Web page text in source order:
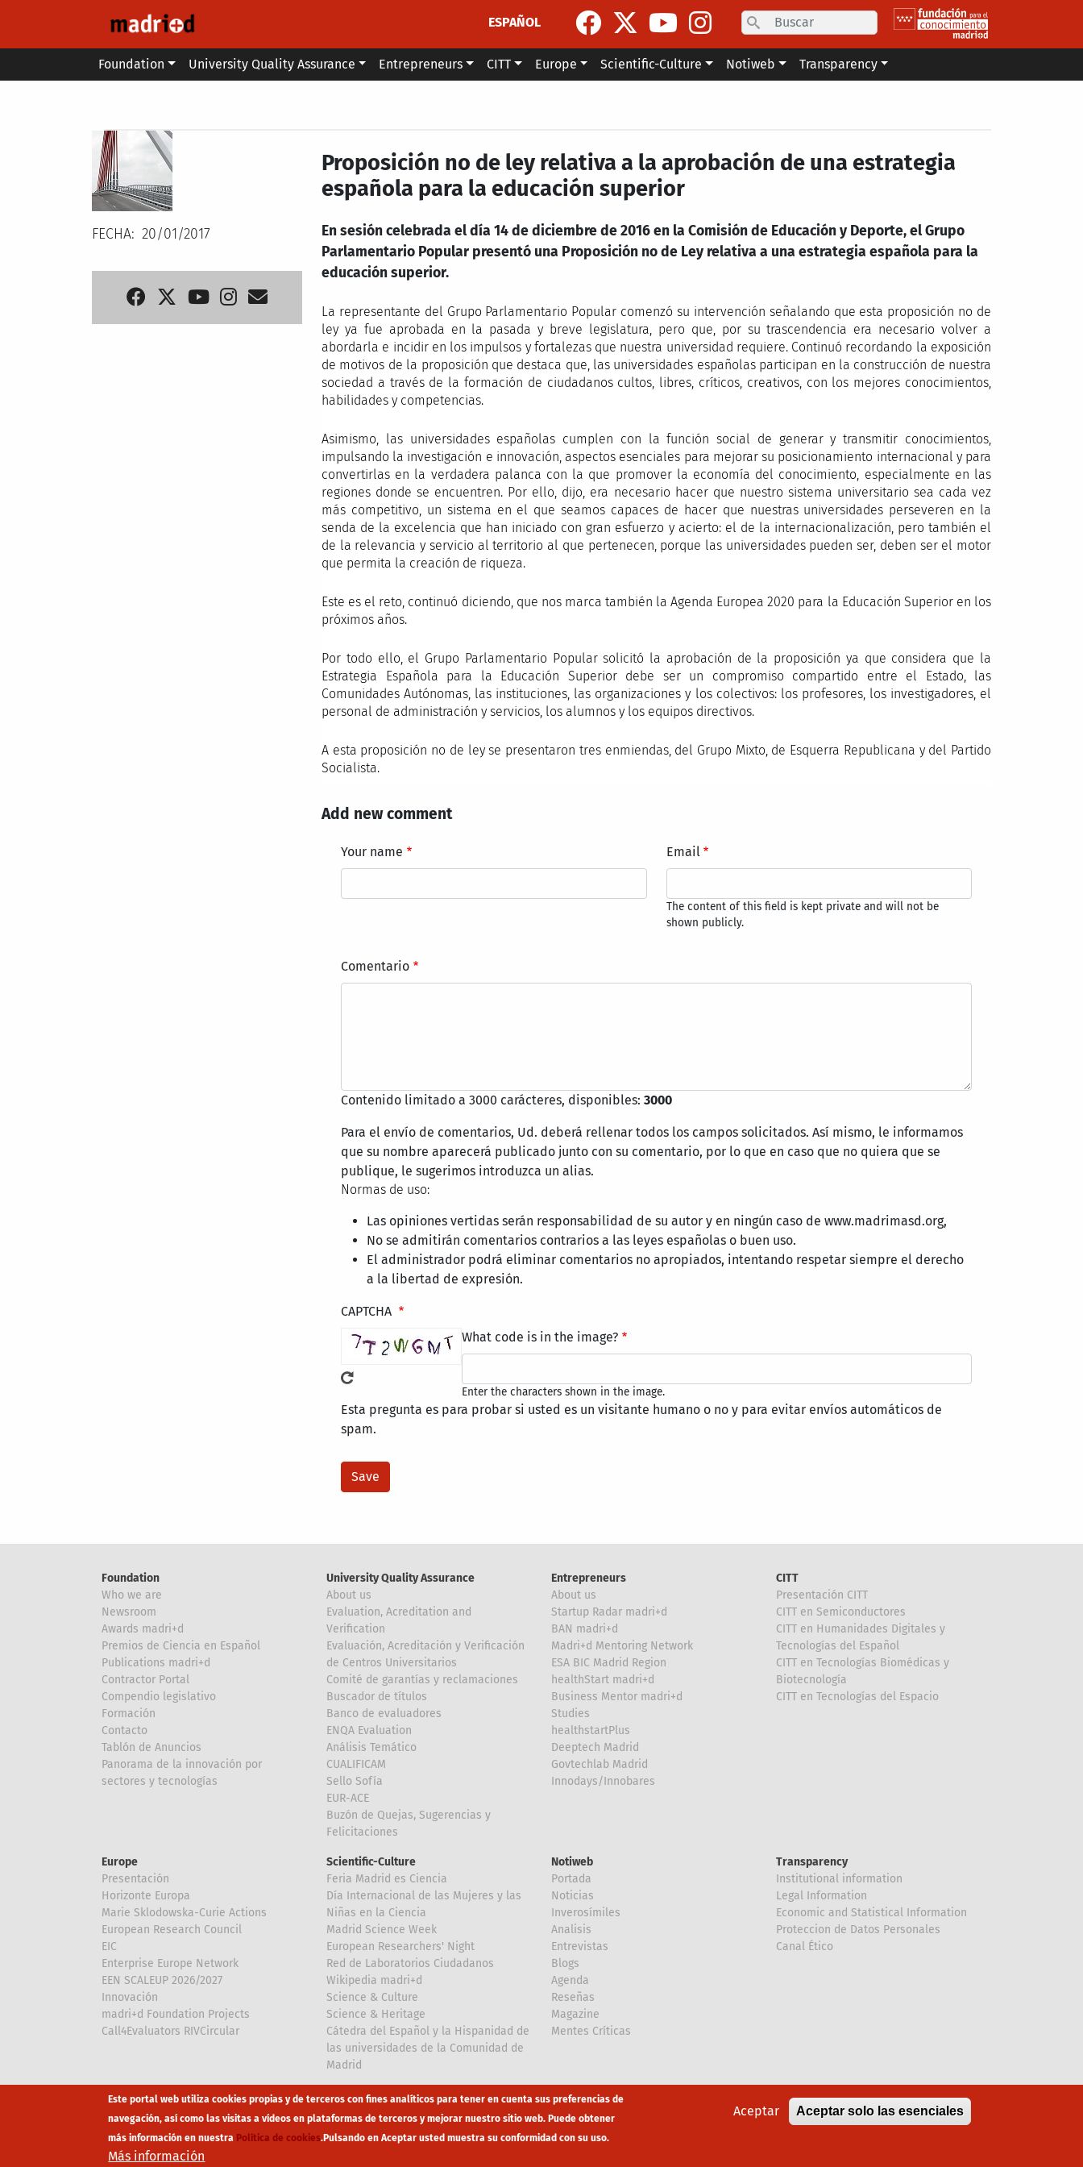
ESPAÑOL
Search
Main menu
Foundation University Quality Assurance Entrepreneurs CITT Europe Scientific-Culture Notiweb Transparency
FECHA 20/01/2017
Proposición no de ley relativa a la aprobación de una estrategia
española para la educación superior
En sesión celebrada el día 14 de diciembre de 2016 en la Comisión de Educación y Deporte, el Grupo
Parlamentario Popular presentó una Proposición no de Ley relativa a una estrategia española para la
educación superior.
La representante del Grupo Parlamentario Popular comenzó su intervención señalando que esta proposición no de
ley ya fue aprobada en la pasada y breve legislatura, pero que, por su trascendencia era necesario volver a
abordarla e incidir en los impulsos y fortalezas que nuestra universidad requiere. Continuó recordando la exposición
de motivos de la proposición que destaca que, las universidades españolas participan en la construcción de nuestra
sociedad a través de la formación de ciudadanos cultos, libres, críticos, creativos, con los mejores conocimientos,
habilidades y competencias.
Asimismo, las universidades españolas cumplen con la función social de generar y transmitir conocimientos,
impulsando la investigación e innovación, aspectos esenciales para mejorar su posicionamiento internacional y para
convertirlas en la verdadera palanca con la que promover la economía del conocimiento, especialmente en las
regiones donde se encuentren. Por ello, dijo, era necesario hacer que nuestro sistema universitario sea cada vez
más competitivo, un sistema en el que seamos capaces de hacer que nuestras universidades perseveren en la
senda de la excelencia que han iniciado con gran esfuerzo y acierto: el de la internacionalización, pero también el
de la relevancia y servicio al territorio al que pertenecen, porque las universidades pueden ser, deben ser el motor
que permita la creación de riqueza.
Este es el reto, continuó diciendo, que nos marca también la Agenda Europea 2020 para la Educación Superior en los
próximos años.
Por todo ello, el Grupo Parlamentario Popular solicitó la aprobación de la proposición ya que considera que la
Estrategia Española para la Educación Superior debe ser un compromiso compartido entre el Estado, las
Comunidades Autónomas, las instituciones, las organizaciones y los colectivos: los profesores, los investigadores, el
personal de administración y servicios, los alumnos y los equipos directivos.
A esta proposición no de ley se presentaron tres enmiendas, del Grupo Mixto, de Esquerra Republicana y del Partido
Socialista.
Add new comment
Your name Email
The content of this field is kept private and will not be
shown publicly.
Comentario
Contenido limitado a 3000 carácteres, disponibles: 3000
Para el envío de comentarios, Ud. deberá rellenar todos los campos solicitados. Así mismo, le informamos
que su nombre aparecerá publicado junto con su comentario, por lo que en caso que no quiera que se
publique, le sugerimos introduzca un alias.
Normas de uso:
Las opiniones vertidas serán responsabilidad de su autor y en ningún caso de www.madrimasd.org,
No se admitirán comentarios contrarios a las leyes españolas o buen uso.
El administrador podrá eliminar comentarios no apropiados, intentando respetar siempre el derecho
a la libertad de expresión.
CAPTCHA
What code is in the image?
Enter the characters shown in the image.
Esta pregunta es para probar si usted es un visitante humano o no y para evitar envíos automáticos de
spam.
Foundation
Who we are
Newsroom
Awards madri+d
Premios de Ciencia en Español
Publications madri+d
Contractor Portal
Compendio legislativo
Formación
Contacto
Tablón de Anuncios
Panorama de la innovación por
sectores y tecnologías
University Quality Assurance
About us
Evaluation, Acreditation and
Verification
Evaluación, Acreditación y Verificación
de Centros Universitarios
Comité de garantías y reclamaciones
Buscador de títulos
Banco de evaluadores
ENQA Evaluation
Análisis Temático
CUALIFICAM
Sello Sofía
EUR-ACE
Buzón de Quejas, Sugerencias y
Felicitaciones
Entrepreneurs
About us
Startup Radar madri+d
BAN madri+d
Madri+d Mentoring Network
ESA BIC Madrid Region
healthStart madri+d
Business Mentor madri+d
Studies
healthstartPlus
Deeptech Madrid
Govtechlab Madrid
Innodays/Innobares
CITT
Presentación CITT
CITT en Semiconductores
CITT en Humanidades Digitales y
Tecnologías del Español
CITT en Tecnologías Biomédicas y
Biotecnología
CITT en Tecnologías del Espacio
Europe
Presentación
Horizonte Europa
Marie Sklodowska-Curie Actions
European Research Council
EIC
Enterprise Europe Network
EEN SCALEUP 2026/2027
Innovación
madri+d Foundation Projects
Call4Evaluators RIVCircular
Scientific-Culture
Feria Madrid es Ciencia
Día Internacional de las Mujeres y las
Niñas en la Ciencia
Madrid Science Week
European Researchers' Night
Red de Laboratorios Ciudadanos
Wikipedia madri+d
Science & Culture
Science & Heritage
Cátedra del Español y la Hispanidad de
las universidades de la Comunidad de
Madrid
Notiweb
Portada
Noticias
Inverosímiles
Analisis
Entrevistas
Blogs
Agenda
Reseñas
Magazine
Mentes Críticas
Transparency
Institutional information
Legal Information
Economic and Statistical Information
Proteccion de Datos Personales
Canal Ético
Array Array
Footer
Este portal web utiliza cookies propias y de terceros con fines analíticos para tener en cuenta sus preferencias de
navegación, así como las visitas a vídeos en plataformas de terceros y mejorar nuestro sitio web. Puede obtener
más información en nuestra Política de cookies.Pulsando en Aceptar usted muestra su conformidad con su uso.
Más información
Aceptar Aceptar solo las esenciales